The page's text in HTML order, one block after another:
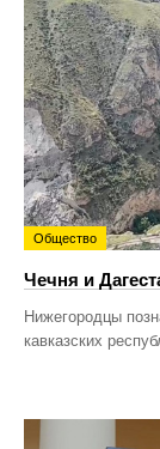
Общество
Чечня и
Нижегородцы
кавказских